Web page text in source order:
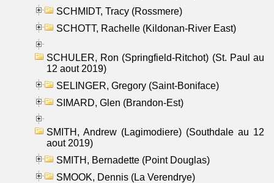
SCHMIDT, Tracy (Rossmere)
SCHOTT, Rachelle (Kildonan-River East)
SCHULER, Ron (Springfield-Ritchot) (St. Paul au
12 aout 2019)
SELINGER, Gregory (Saint-Boniface)
SIMARD, Glen (Brandon-Est)
SMITH, Andrew (Lagimodiere) (Southdale au 12
aout 2019)
SMITH, Bernadette (Point Douglas)
SMOOK, Dennis (La Verendrye)